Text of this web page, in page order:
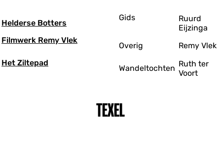
Helderse Botters
Gids
Ruurd
Eijzinga
Filmwerk Remy Vlek
Overig
Remy Vlek
Het Ziltepad
Wandeltochten Ruth ter
Voort
TEXEL